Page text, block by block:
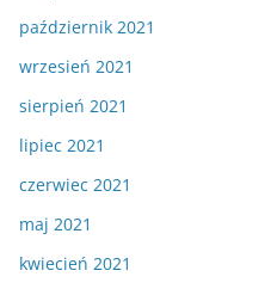
październik 2021
wrzesień 2021
sierpień 2021
lipiec 2021
czerwiec 2021
maj 2021
kwiecień 2021